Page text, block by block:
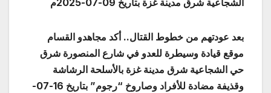
الشجاعية شرق مدينة غزة بتاريخ 09-07-2025م
بعد عودتهم من خطوط القتال.. أكد مجاهدو القسام
موقع قيادة وسيطرة للعدو في شارع المنصورة شرق
حي الشجاعية شرق مدينة غزة بالأسلحة الرشاشة
وقذيفة مضادة للأفراد وصاروخ “رجوم” بتاريخ 16-07-